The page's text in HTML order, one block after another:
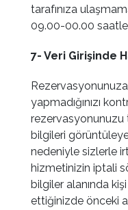
tarafınıza
09.00-00.00
7- Veri Girişinde
yapmadığınızı
bilgileri
nedeniyle sizlerle
hizmetinizin iptali
bilgiler alanında
ettiğinizde önceki